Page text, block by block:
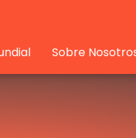
Sobre